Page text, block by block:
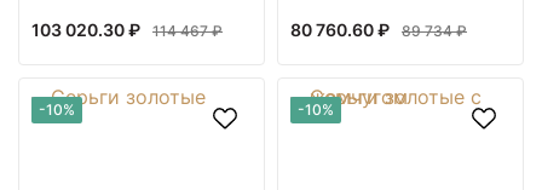
103 020.30 ₽ 114 467 ₽ 80 760.60 ₽ 89 734 ₽
-10% -10%